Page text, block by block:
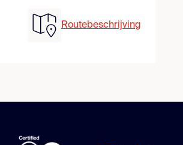
Routebeschrijving